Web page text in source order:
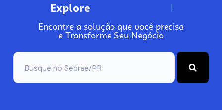
Explore N
Encontre a solução que você precisa
e Transforme Seu Negócio